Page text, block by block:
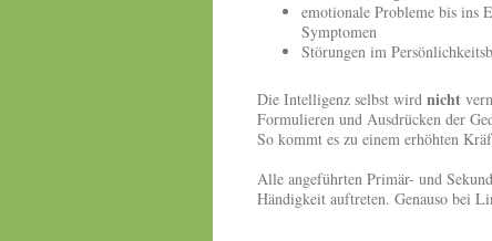
emotionale Probleme bis ins
Symptomen
Störungen im
Die Intelligenz selbst wird nicht
Formulieren und Ausdrücken der
So kommt es zu einem erhöhten
Alle angeführten Primär- und
Händigkeit auftreten. Genauso bei